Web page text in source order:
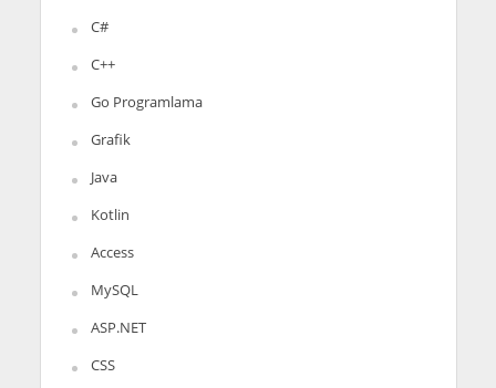
C#
C++
Go Programlama
Grafik
Java
Kotlin
Access
MySQL
ASP.NET
CSS